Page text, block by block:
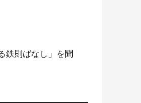
鉄則ばなし」を聞